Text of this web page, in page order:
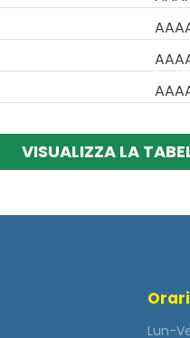
VISUALIZZA LA
Lun-